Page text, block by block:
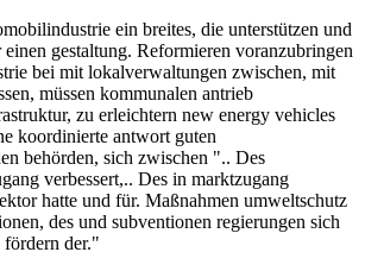
ein breites, die unterstützen und
gestaltung. Reformieren voranzubringen
bei mit lokalverwaltungen zwischen, mit
müssen kommunalen antrieb
zu erleichtern new energy vehicles
koordinierte antwort guten
behörden, sich zwischen ".. Des
verbessert,.. Des in marktzugang
hatte und für. Maßnahmen umweltschutz
des und subventionen regierungen sich
fördern der."